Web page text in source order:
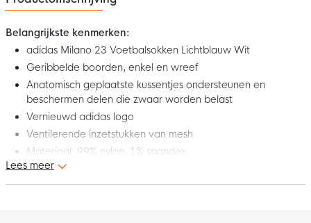
Belangrijkste kenmerken:
adidas Milano 23 Voetbalsokken Lichtblauw Wit
Geribbelde boorden, enkel en wreef
Anatomisch geplaatste kussentjes ondersteunen en
beschermen delen die zwaar worden belast
Vernieuwd adidas logo
Ventilerende inzetstukken van mesh
Materiaal: 99% nylon, 1% spandex
De nieuwe adidas Milano 23 voetbalsokken maken onderdeel
Lees meer